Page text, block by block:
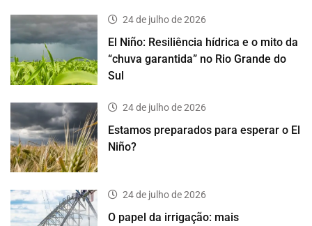
24 de julho de 2026
El Niño: Resiliência hídrica e o mito da
“chuva garantida” no Rio Grande do
Sul
24 de julho de 2026
Estamos preparados para esperar o El
Niño?
24 de julho de 2026
O papel da irrigação: mais